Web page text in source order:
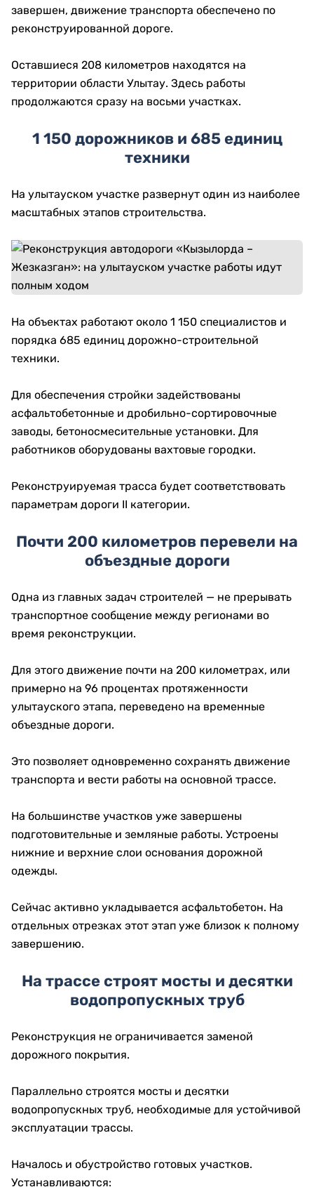
завершен, движение транспорта обеспечено по
реконструированной дороге.
Оставшиеся 208 километров находятся на
территории области Улытау. Здесь работы
продолжаются сразу на восьми участках.
1 150 дорожников и 685 единиц
техники
На улытауском участке развернут один из наиболее
масштабных этапов строительства.
На объектах работают около 1 150 специалистов и
порядка 685 единиц дорожно-строительной
техники.
Для обеспечения стройки задействованы
асфальтобетонные и дробильно-сортировочные
заводы, бетоносмесительные установки. Для
работников оборудованы вахтовые городки.
Реконструируемая трасса будет соответствовать
параметрам дороги II категории.
Почти 200 километров перевели на
объездные дороги
Одна из главных задач строителей — не прерывать
транспортное сообщение между регионами во
время реконструкции.
Для этого движение почти на 200 километрах, или
примерно на 96 процентах протяженности
улытауского этапа, переведено на временные
объездные дороги.
Это позволяет одновременно сохранять движение
транспорта и вести работы на основной трассе.
На большинстве участков уже завершены
подготовительные и земляные работы. Устроены
нижние и верхние слои основания дорожной
одежды.
Сейчас активно укладывается асфальтобетон. На
отдельных отрезках этот этап уже близок к полному
завершению.
На трассе строят мосты и десятки
водопропускных труб
Реконструкция не ограничивается заменой
дорожного покрытия.
Параллельно строятся мосты и десятки
водопропускных труб, необходимые для устойчивой
эксплуатации трассы.
Началось и обустройство готовых участков.
Устанавливаются: